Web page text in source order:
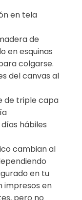
en tela
de
en esquinas
colgarse.
del canvas al
de triple capa
hábiles
cambian al
en tu
impresos en